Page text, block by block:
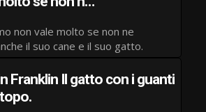
traggono beneficio anche il suo cane e il suo gatto.
Franklin Il gatto con i guanti